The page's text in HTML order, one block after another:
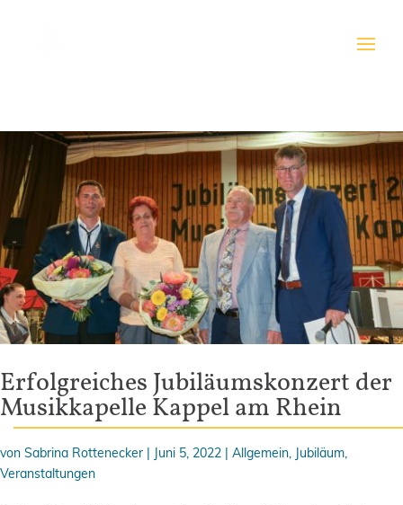
Erfolgreiches Jubiläumskonzert der
Musikkapelle Kappel am Rhein
von Sabrina Rottenecker | Juni 5, 2022 | Allgemein, Jubiläum,
Veranstaltungen